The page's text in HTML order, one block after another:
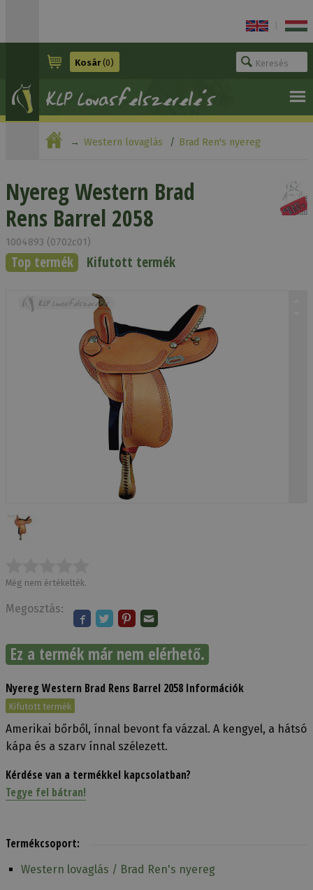
Kosár(0)
Western lovaglás Brad Ren's nyereg
Nyereg Western Brad
Rens Barrel 2058
1004893 (0702c01)
Top termék Kifutott termék
Még nem értékelték.
Megosztás:
Ez a termék már nem elérhető.
Nyereg Western Brad Rens Barrel 2058 Információk
Kifutott termék
Amerikai bőrből, ínnal bevont fa vázzal. A kengyel, a hátsó
kápa és a szarv ínnal szélezett.
Kérdése van a termékkel kapcsolatban?
Tegye fel bátran!
Termékcsoport:
Western lovaglás / Brad Ren's nyereg